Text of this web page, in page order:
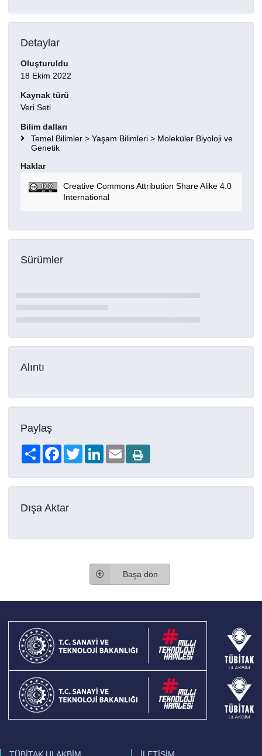
Detaylar
Oluşturuldu
18 Ekim 2022
Kaynak türü
Veri Seti
Bilim dalları
Temel Bilimler > Yaşam Bilimleri > Moleküler Biyoloji ve
Genetik
Haklar
Creative Commons Attribution Share Alike 4.0
International
Sürümler
Alıntı
Paylaş
Share FacebookTwitterLinkedIn
Email
Dışa Aktar
Başa dön